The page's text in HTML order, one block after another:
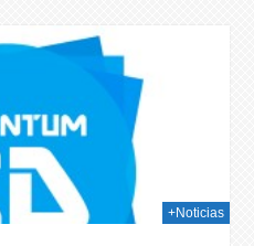
+Noticias